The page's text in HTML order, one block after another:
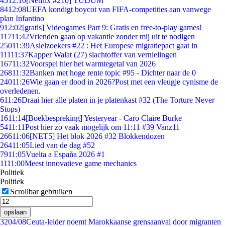
8412:08UEFA kondigt boycot van FIFA-competities aan vanwege
plan Infantino
912:02[gratis] Videogames Part 9: Gratis en free-to-play games!
11711:42Vrienden gaan op vakantie zonder mij uit te nodigen
25011:39Asielzoekers #22 : Het Europese migratiepact gaat in
11111:37Kapper Walat (27) slachtoffer van vernielingen
16711:32Voorspel hier het warmtegetal van 2026
26811:32Banken met hoge rente topic #95 - Dichter naar de 0
24011:26Wie gaan er dood in 2026?Post met een vleugje cynisme de
overledenen.
611:26Draai hier alle platen in je platenkast #32 (The Torture Never
Stops)
1611:14[Boekbespreking] Yesteryear - Caro Claire Burke
5411:11Post hier zo vaak mogelijk om 11:11 #39 Vanz11
26611:06[NET5] Het blok 2026 #32 Blokkendozen
26411:05Lied van de dag #52
7911:05Vuelta a España 2026 #1
1111:00Meest innovatieve game mechanics
Politiek
Politiek
Scrollbar gebruiken
opslaan
3204/08Ceuta-leider noemt Marokkaanse grensaanval door migranten